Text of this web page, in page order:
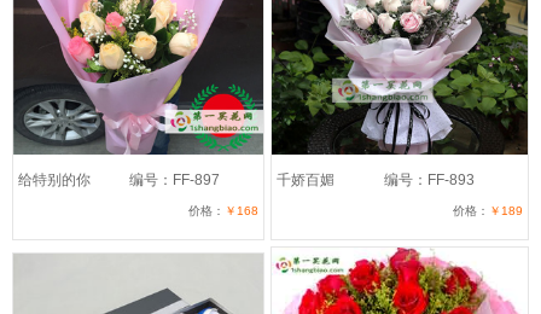
给特别的你 编号：FF-897
价格： ￥168
千娇百媚 编号：FF-893
价格： ￥189